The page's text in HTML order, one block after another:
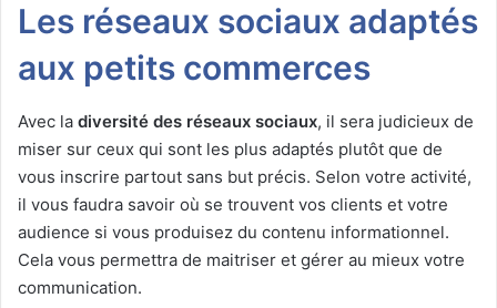
Les réseaux sociaux adaptés
aux petits commerces
Avec la diversité des réseaux sociaux, il sera judicieux de
miser sur ceux qui sont les plus adaptés plutôt que de
vous inscrire partout sans but précis. Selon votre activité,
il vous faudra savoir où se trouvent vos clients et votre
audience si vous produisez du contenu informationnel.
Cela vous permettra de maitriser et gérer au mieux votre
communication.